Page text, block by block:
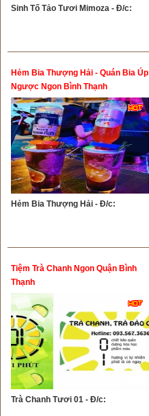
Sinh Tố Tảo Tươi Mimoza - Đ/c:
Hẻm Bia Thượng Hải - Quán Bia Úp
Ngược Ngon Bình Thạnh
Hẻm Bia Thượng Hải - Đ/c:
Tiệm Trà Chanh Ngon Quận Bình
Thạnh
Trà Chanh Tươi 01 - Đ/c: